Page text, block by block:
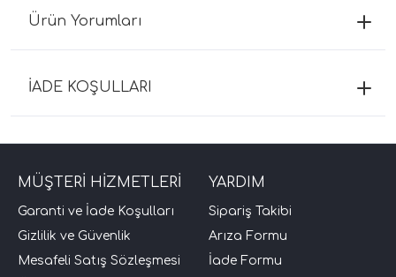
Ürün Yorumları
İADE KOŞULLARI
MÜŞTERİ HİZMETLERİ
Garanti ve İade Koşulları
Gizlilik ve Güvenlik
Mesafeli Satış Sözleşmesi
YARDIM
Sipariş Takibi
Arıza Formu
İade Formu